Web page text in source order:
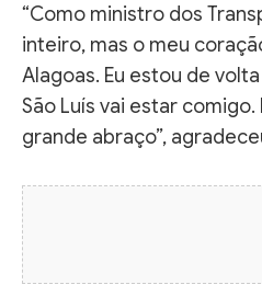
“Como ministro dos
inteiro, mas o meu
Alagoas. Eu estou de
São Luís vai estar
grande abraço”,